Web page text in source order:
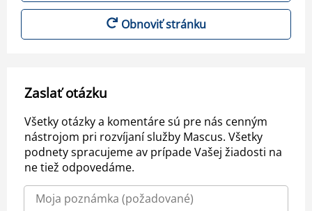
Obnoviť stránku
Zaslať otázku
Všetky otázky a komentáre sú pre nás cenným
nástrojom pri rozvíjaní služby Mascus. Všetky
podnety spracujeme av prípade Vašej žiadosti na
ne tiež odpovedáme.